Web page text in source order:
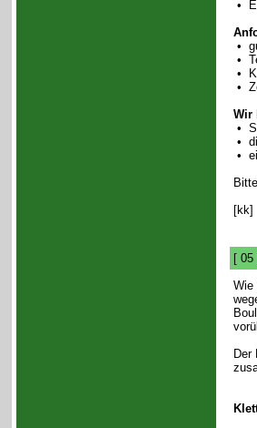
•
•
•
•
•
Wir
•
•
•
[kk]
[ 05
Wie
Der